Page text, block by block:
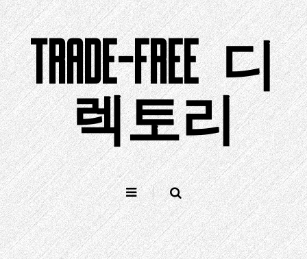
컨
텐
츠
로
건
너
뛰
기
TRADE-FREE 디
렉토리